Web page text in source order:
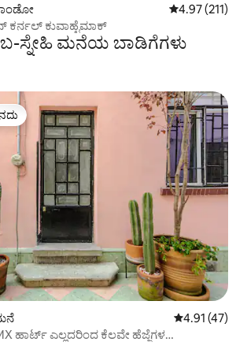
5 ರಲ್ಲಿ 4.97
4.97 (211)
ಕರ್ನಲ್ ಕುವಾಹ್ಟೆಮಾಕ್
ಸ್ನೇಹಿ ಮನೆಯ ಬಾಡಿಗೆಗಳು
5 ರಲ್ಲಿ 4.91
4.91 (47)
ಹಾರ್ಟ್ ಎಲ್ಲದರಿಂದ ಕೆಲವೇ ಹೆಜ್ಜೆಗಳ